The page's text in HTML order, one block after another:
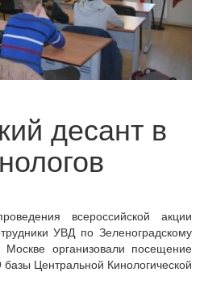
десант в
всероссийской акции
УВД по Зеленоградскому
организовали посещение
Центральной Кинологической